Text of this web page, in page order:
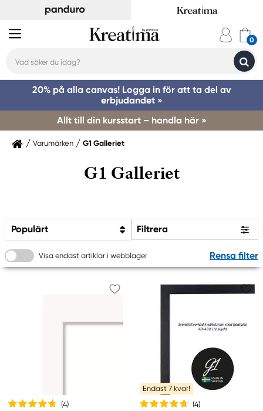
20% på alla canvas! Logga in för att ta del av
erbjudandet »
Allt till din kursstart – handla här »
Varumärken G1 Galleriet
G1 Galleriet
Populärt Filtrera
Visa endast artiklar i webblager Rensa filter
(4)
Endast 7 kvar!
(4)